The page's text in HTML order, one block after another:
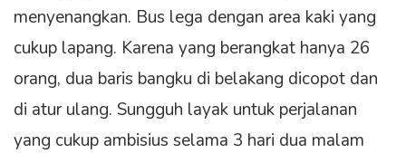
menyenangkan. Bus lega dengan area kaki yang
cukup lapang. Karena yang berangkat hanya 26
orang, dua baris bangku di belakang dicopot dan
di atur ulang. Sungguh layak untuk perjalanan
yang cukup ambisius selama 3 hari dua malam